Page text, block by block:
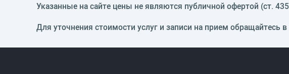
Указанные на сайте цены не являются публичной офертой (ст.
Для уточнения стоимости услуг и записи на прием обращайтесь